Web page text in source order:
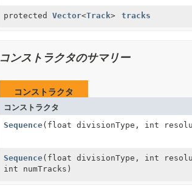
protected Vector<Track> tracks
コンストラクタのサマリー
コンストラクタ
コンストラクタ
Sequence(float divisionType, int
Sequence(float divisionType, int
int numTracks)